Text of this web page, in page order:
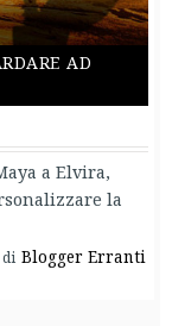
ad
a Elvira,
la
di Blogger Erranti